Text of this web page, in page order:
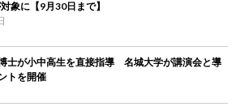
象に【9月30日まで】
士が小中高生を直接指導 名城大学が講演会と導
トを開催